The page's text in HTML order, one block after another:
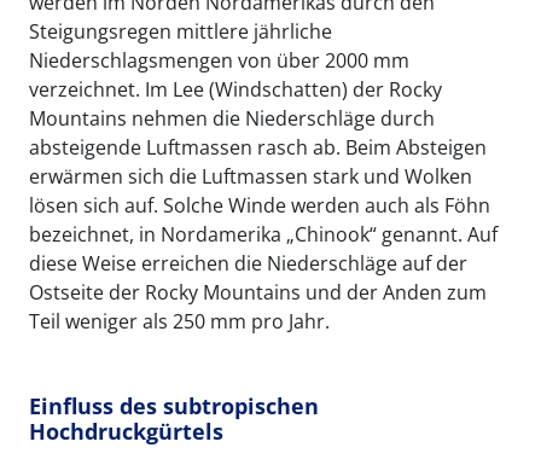
Steigungsregen mittlere jährliche
Niederschlagsmengen von über 2000 mm
verzeichnet. Im Lee (Windschatten) der Rocky
Mountains nehmen die Niederschläge durch
absteigende Luftmassen rasch ab. Beim Absteigen
erwärmen sich die Luftmassen stark und Wolken
lösen sich auf. Solche Winde werden auch als Föhn
bezeichnet, in Nordamerika „Chinook“ genannt. Auf
diese Weise erreichen die Niederschläge auf der
Ostseite der Rocky Mountains und der Anden zum
Teil weniger als 250 mm pro Jahr.
Einfluss des subtropischen
Hochdruckgürtels